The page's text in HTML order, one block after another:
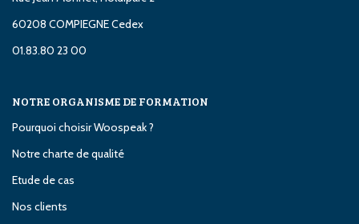
60208 COMPIEGNE Cedex
01.83.80 23 00
NOTRE ORGANISME DE FORMATION
Pourquoi choisir Woospeak ?
Notre charte de qualité
Etude de cas
Nos clients